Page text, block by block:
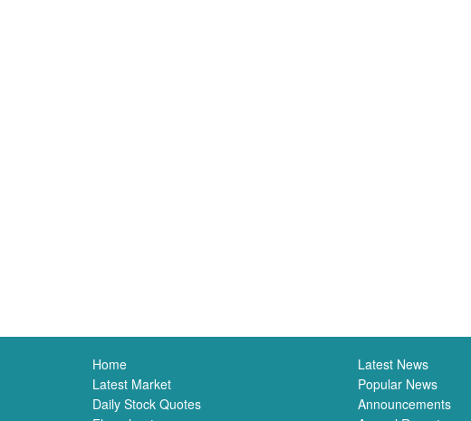
Home
Latest Market
Daily Stock Quotes
Latest News
Popular News
Announcements